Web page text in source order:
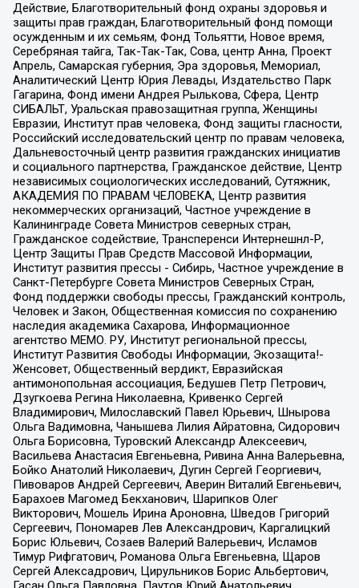
Действие, Благотворительный фонд охраны здоровья и
защиты прав граждан, Благотворительный фонд помощи
осужденным и их семьям, Фонд Тольятти, Новое время,
Серебряная тайга, Так-Так-Так, Сова, центр Анна, Проект
Апрель, Самарская губерния, Эра здоровья, Мемориал,
Аналитический Центр Юрия Левады, Издательство Парк
Гагарина, Фонд имени Андрея Рылькова, Сфера, Центр
СИБАЛЬТ, Уральская правозащитная группа, Женщины
Евразии, Институт прав человека, Фонд защиты гласности,
Российский исследовательский центр по правам человека,
Дальневосточный центр развития гражданских инициатив
и социального партнерства, Гражданское действие, Центр
независимых социологических исследований, Сутяжник,
АКАДЕМИЯ ПО ПРАВАМ ЧЕЛОВЕКА, Центр развития
некоммерческих организаций, Частное учреждение в
Калининграде Совета Министров северных стран,
Гражданское содействие, Трансперенси Интернешнл-Р,
Центр Защиты Прав Средств Массовой Информации,
Институт развития прессы - Сибирь, Частное учреждение в
Санкт-Петербурге Совета Министров Северных Стран,
Фонд поддержки свободы прессы, Гражданский контроль,
Человек и Закон, Общественная комиссия по сохранению
наследия академика Сахарова, Информационное
агентство МЕМО. РУ, Институт региональной прессы,
Институт Развития Свободы Информации, Экозащита!-
Женсовет, Общественный вердикт, Евразийская
антимонопольная ассоциация, Бедушев Петр Петрович,
Дзугкоева Регина Николаевна, Кривенко Сергей
Владимирович, Милославский Павел Юрьевич, Шнырова
Ольга Вадимовна, Чанышева Лилия Айратовна, Сидорович
Ольга Борисовна, Туровский Александр Алексеевич,
Васильева Анастасия Евгеньевна, Ривина Анна Валерьевна,
Бойко Анатолий Николаевич, Дугин Сергей Георгиевич,
Пивоваров Андрей Сергеевич, Аверин Виталий Евгеньевич,
Барахоев Магомед Бекханович, Шарипков Олег
Викторович, Мошель Ирина Ароновна, Шведов Григорий
Сергеевич, Пономарев Лев Александрович, Каргалицкий
Борис Юльевич, Созаев Валерий Валерьевич, Исламов
Тимур Рифгатович, Романова Ольга Евгеньевна, Щаров
Сергей Алексадрович, Цирульников Борис Альбертович,